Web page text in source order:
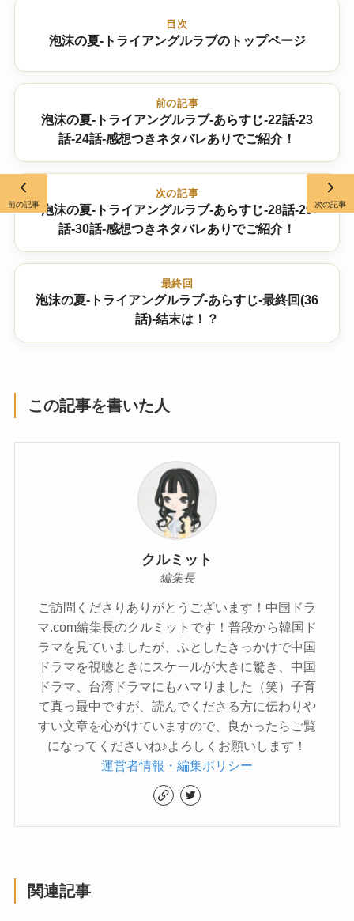
目次
泡沫の夏-トライアングルラブのトップページ
前の記事
泡沫の夏-トライアングルラブ-あらすじ-22話-23
話-24話-感想つきネタバレありでご紹介！
次の記事
泡沫の夏-トライアングルラブ-あらすじ-28話-29
話-30話-感想つきネタバレありでご紹介！
最終回
泡沫の夏-トライアングルラブ-あらすじ-最終回(36
話)-結末は！？
この記事を書いた人
クルミット
編集長
ご訪問くださりありがとうございます！中国ドラ
マ.com編集長のクルミットです！普段から韓国ド
ラマを見ていましたが、ふとしたきっかけで中国
ドラマを視聴ときにスケールが大きに驚き、中国
ドラマ、台湾ドラマにもハマりました（笑）子育
て真っ最中ですが、読んでくださる方に伝わりや
すい文章を心がけていますので、良かったらご覧
になってくださいね♪よろしくお願いします！
運営者情報・編集ポリシー
関連記事
前の記事 次の記事